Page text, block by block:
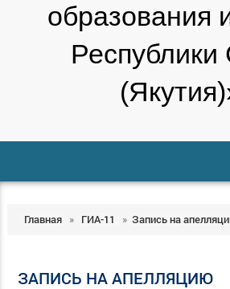
образования
Республики
Главная » ГИА-11 » Запись на
ЗАПИСЬ НА АПЕЛЛЯЦИЮ